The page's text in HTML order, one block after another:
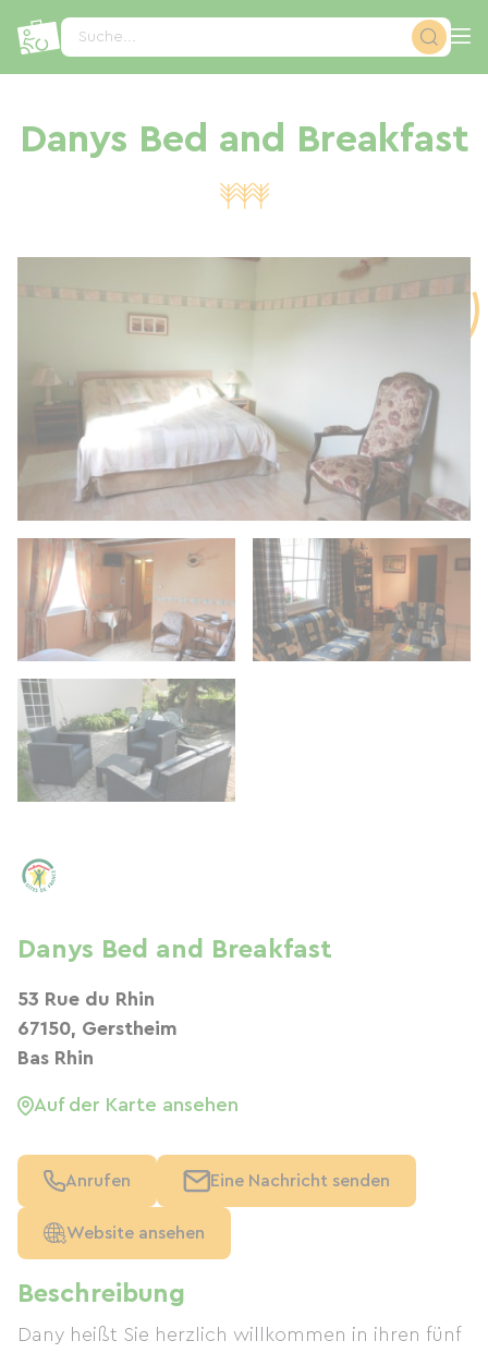
Suche...
Danys Bed and Breakfast
Beschreibung
Dany heißt Sie herzlich willkommen in ihren fünf
Danys Bed and Breakfast
53 Rue du Rhin
67150, Gerstheim
Bas Rhin
Auf der Karte ansehen
Anrufen Eine Nachricht senden
Website ansehen
Cookie-Einstellungen